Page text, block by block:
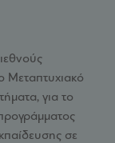
Μεταπτυχιακό
για το
σε